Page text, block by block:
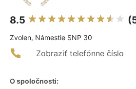
8.5
Zvolen, Námestie SNP 30
Zobraziť telefónne číslo
O spoločnosti: